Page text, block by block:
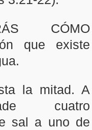
CÓMO
que existe
la mitad. A
cuatro
sal a uno de